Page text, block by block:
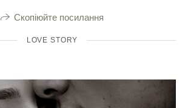
Скопіюйте посилання
LOVE STORY